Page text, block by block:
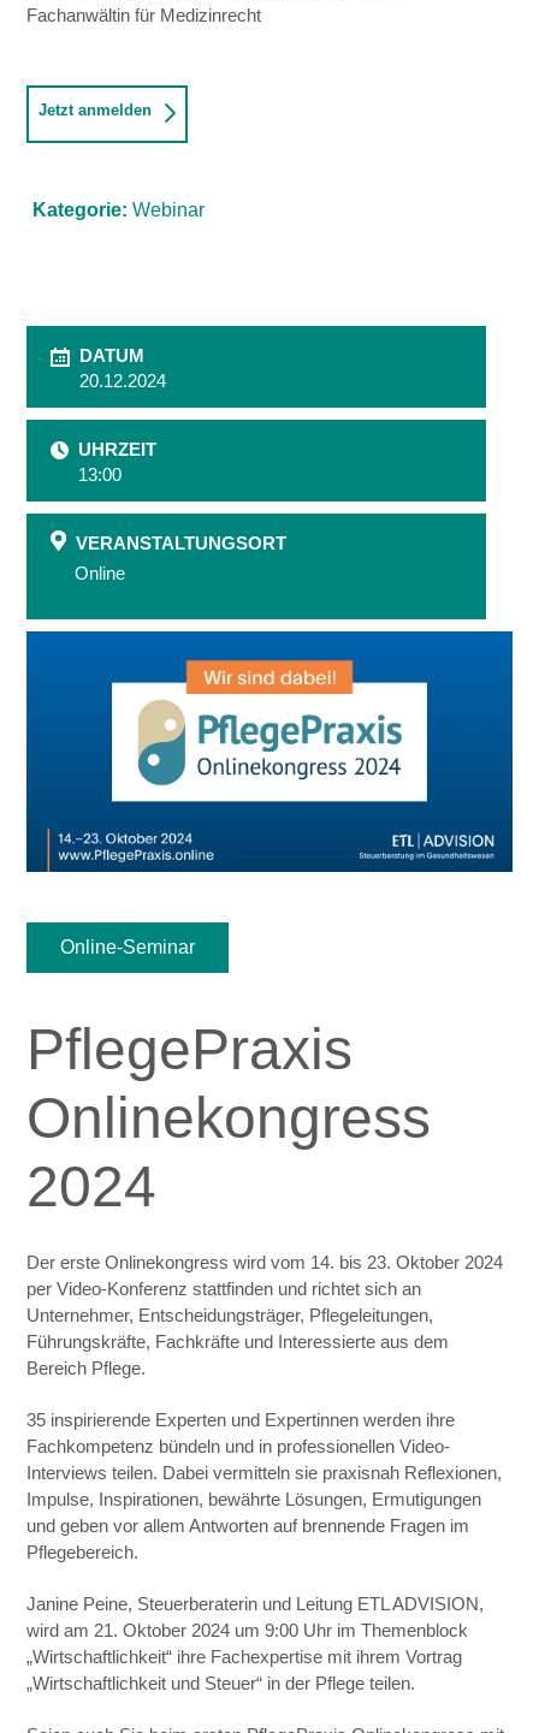
Fachanwältin für Medizinrecht
Jetzt anmelden
Kategorie: Webinar
DATUM
20.12.2024
UHRZEIT
13:00
VERANSTALTUNGSORT
Online
Online-Seminar
PflegePraxis
Onlinekongress
2024
Der erste Onlinekongress wird vom 14. bis 23. Oktober 2024
per Video-Konferenz stattfinden und richtet sich an
Unternehmer, Entscheidungsträger, Pflegeleitungen,
Führungskräfte, Fachkräfte und Interessierte aus dem
Bereich Pflege.
35 inspirierende Experten und Expertinnen werden ihre
Fachkompetenz bündeln und in professionellen Video-
Interviews teilen. Dabei vermitteln sie praxisnah Reflexionen,
Impulse, Inspirationen, bewährte Lösungen, Ermutigungen
und geben vor allem Antworten auf brennende Fragen im
Pflegebereich.
Janine Peine, Steuerberaterin und Leitung ETL ADVISION,
wird am 21. Oktober 2024 um 9:00 Uhr im Themenblock
„Wirtschaftlichkeit“ ihre Fachexpertise mit ihrem Vortrag
„Wirtschaftlichkeit und Steuer“ in der Pflege teilen.